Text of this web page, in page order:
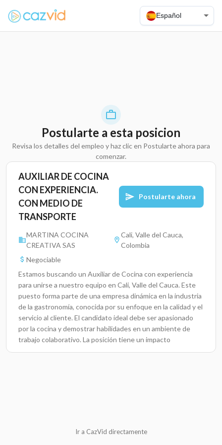
Español
Postularte a esta posicion
Revisa los detalles del empleo y haz clic en Postularte ahora para
comenzar.
AUXILIAR DE COCINA
CON EXPERIENCIA.
CON MEDIO DE
TRANSPORTE
Postularte ahora
MARTINA COCINA
CREATIVA SAS
Cali, Valle del Cauca,
Colombia
Negociable
Estamos buscando un Auxiliar de Cocina con experiencia
para unirse a nuestro equipo en Cali, Valle del Cauca. Este
puesto forma parte de una empresa dinámica en la industria
de la gastronomía, conocida por su enfoque en la calidad y el
servicio al cliente. El candidato ideal debe ser apasionado
por la cocina y demostrar habilidades en un ambiente de
trabajo colaborativo. La posición tiene un impacto
significativo en la operación diaria de nuestra cocina,
Ir a CazVid directamente